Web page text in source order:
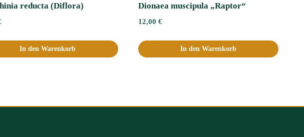
reducta (Diflora)
In den Warenkorb
Dionaea muscipula „Raptor“
12,00 €
In den Warenkorb